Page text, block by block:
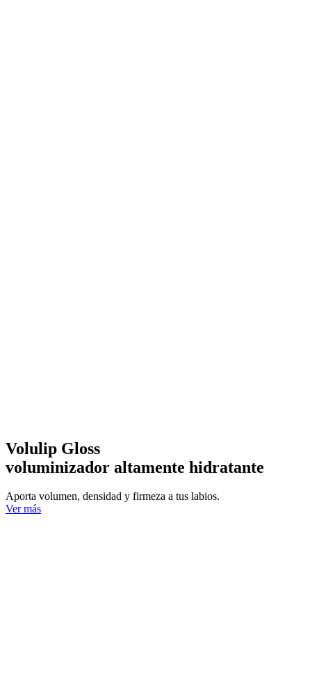
Volulip Gloss
voluminizador altamente hidratante
Aporta volumen, densidad y firmeza a tus labios.
Ver más